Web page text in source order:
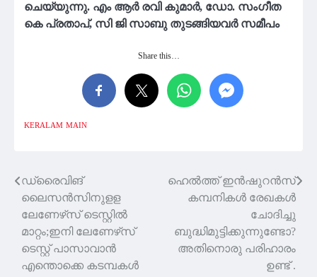
ചെയ്യുന്നു. എം ആർ രവി കുമാർ, ഡോ. സംഗീത
കെ പ്രതാപ്, സി ജി സാബു തുടങ്ങിയവർ സമീപം
Share this…
KERALAM MAIN
Post
navigation
ഡ്രൈവിങ്
ലൈസന്‍സിനുളള
ലേണേഴ്‌സ് ടെസ്റ്റില്‍
മാറ്റം;ഇനി ലേണേഴ്‌സ്
ടെസ്റ്റ് പാസാവാൻ
എന്തൊക്കെ കടമ്പകൾ
ഹെൽത്ത്‌ ഇൻഷുറൻസ്
കമ്പനികൾ രേഖകൾ
ചോദിച്ചു
ബുദ്ധിമുട്ടിക്കുന്നുണ്ടോ?
അതിനൊരു പരിഹാരം
ഉണ്ട് .